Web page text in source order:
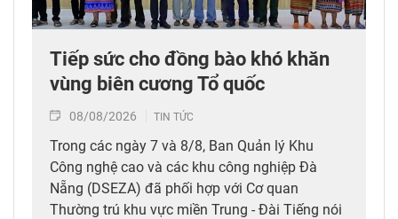
Tiếp sức cho đồng bào khó khăn
vùng biên cương Tổ quốc
08/08/2026 TIN TỨC
Trong các ngày 7 và 8/8, Ban Quản lý Khu
Công nghệ cao và các khu công nghiệp Đà
Nẵng (DSEZA) đã phối hợp với Cơ quan
Thường trú khu vực miền Trung - Đài Tiếng nói